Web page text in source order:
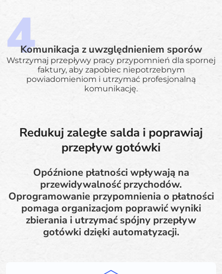
Komunikacja z uwzględnieniem sporów
Wstrzymaj przepływy pracy przypomnień dla spornej
faktury, aby zapobiec niepotrzebnym
powiadomieniom i utrzymać profesjonalną
komunikację.
Redukuj zaległe salda i poprawiaj
przepływ gotówki
Opóźnione płatności wpływają na
przewidywalność przychodów.
Oprogramowanie przypomnienia o płatności
pomaga organizacjom poprawić wyniki
zbierania i utrzymać spójny przepływ
gotówki dzięki automatyzacji.